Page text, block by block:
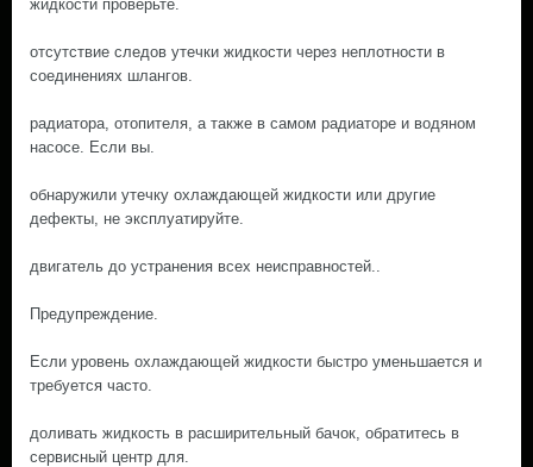
жидкости проверьте.
отсутствие следов утечки жидкости через неплотности в
соединениях шлангов.
радиатора, отопителя, а также в самом радиаторе и водяном
насосе. Если вы.
обнаружили утечку охлаждающей жидкости или другие
дефекты, не эксплуатируйте.
двигатель до устранения всех неисправностей..
Предупреждение.
Если уровень охлаждающей жидкости быстро уменьшается и
требуется часто.
доливать жидкость в расширительный бачок, обратитесь в
сервисный центр для.